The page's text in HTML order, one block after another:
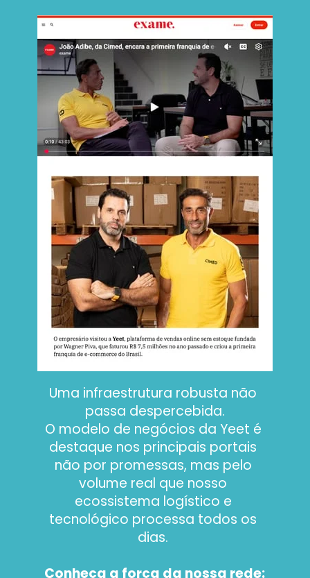
Uma infraestrutura robusta não
passa despercebida.
O modelo de negócios da Yeet é
destaque nos principais portais
não por promessas, mas pelo
volume real que nosso
ecossistema logístico e
tecnológico processa todos os
dias.
Conheça a força da nossa rede: